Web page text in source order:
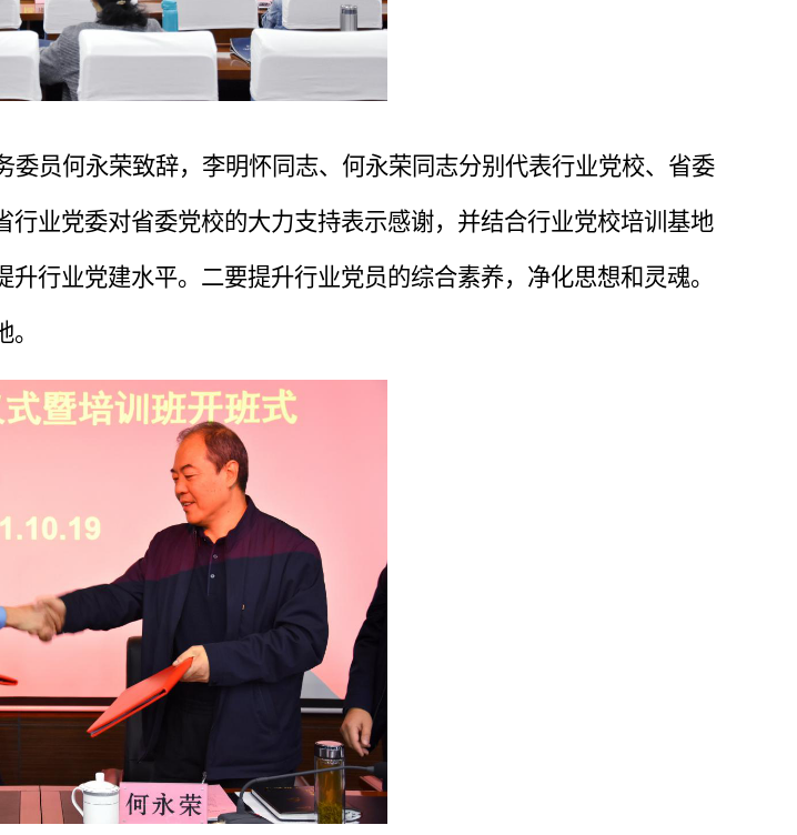
员何永荣致辞，李明怀同志、何永荣同志分别代表行业党校、省委
业党委对省委党校的大力支持表示感谢，并结合行业党校培训基地
行业党建水平。二要提升行业党员的综合素养，净化思想和灵魂。